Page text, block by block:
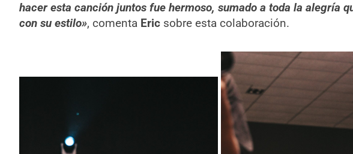
hacer esta canción juntos fue hermoso, sumado a toda la alegría
con su estilo», comenta Ericsobre esta colaboración.